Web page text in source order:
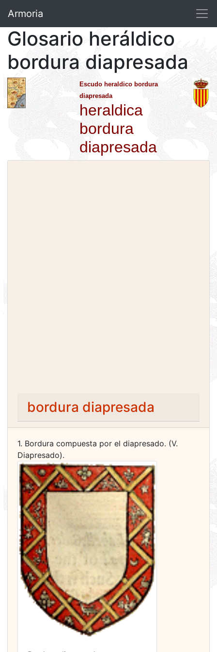
Armoria
Glosario heráldico
bordura diapresada
Escudo heraldico bordura
diapresada
heraldica
bordura
diapresada
bordura diapresada
1. Bordura compuesta por el diapresado. (V.
Diapresado).